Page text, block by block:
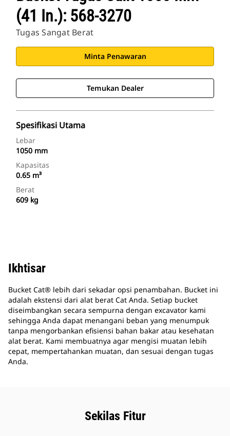
(41 In.): 568-3270
Tugas Sangat Berat
Minta Penawaran
Temukan Dealer
Spesifikasi Utama
Lebar
1050 mm
Kapasitas
0.65 m³
Berat
609 kg
Ikhtisar
Bucket Cat® lebih dari sekadar opsi penambahan. Bucket ini
adalah ekstensi dari alat berat Cat Anda. Setiap bucket
diseimbangkan secara sempurna dengan excavator kami
sehingga Anda dapat menangani beban yang menumpuk
tanpa mengorbankan efisiensi bahan bakar atau kesehatan
alat berat. Kami membuatnya agar mengisi muatan lebih
cepat, mempertahankan muatan, dan sesuai dengan tugas
Anda.
Sekilas Fitur